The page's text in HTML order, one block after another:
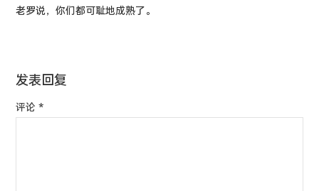
老罗说，你们都可耻地成熟了。
发表回复
评论*